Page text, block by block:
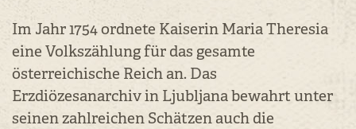
Im Jahr 1754 ordnete Kaiserin Maria Theresia
eine Volkszählung für das gesamte
österreichische Reich an. Das
Erzdiözesanarchiv in Ljubljana bewahrt unter
seinen zahlreichen Schätzen auch die